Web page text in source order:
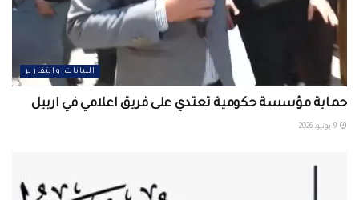
البيانات والتقارير
حماية مؤسسة حكومية تعتدي على فريق اعلامي في اربيل ‏